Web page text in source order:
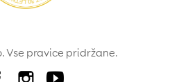
Vse pravice pridržane.